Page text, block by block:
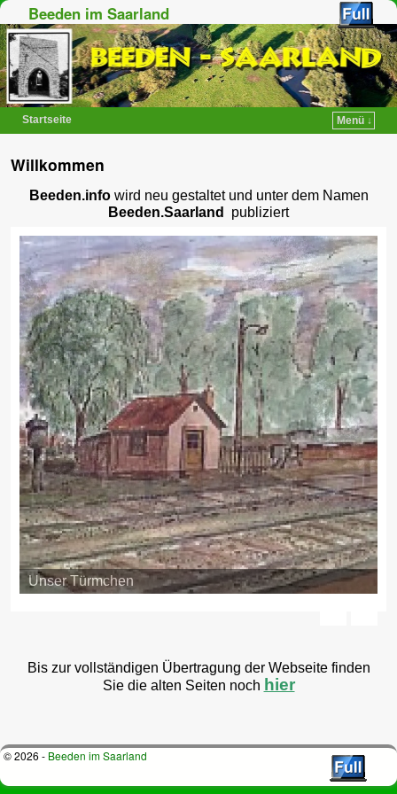
Beeden im Saarland
Startseite
Menü ↓
Willkommen
Beeden.infowird neu gestaltet und unter dem Namen
Beeden.Saarland
publiziert
Unser Türmchen
Bis zur vollständigen Übertragung der Webseite finden
Sie die alten Seiten noch hier
© 2026 - Beeden im Saarland